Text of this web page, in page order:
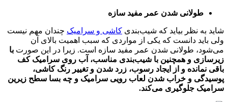
طولانی شدن عمر مفید سازه
شاید به نظر بیاید که شیب‌بندی کاشی و سرامیک چندان مهم نیست
ولی باید دانست که یکی از مواردی که سبب اهمیت بالای آن
می‌شود، طولانی شدن عمر مفید سازه است. زیرا در این صورت با
زیرسازی و همچنین با شیب‌بندی مناسب، آب رو‌ی سرامیک کف
باقی نمانده و از ایجاد رسوب، زرد شدن و تغییر رنگ کاشی،
پوسیدگی و خراب شدن لعاب رویی سرامیک و چه بسا سطح زیرین
سرامیک جلوگیری می‌کند.